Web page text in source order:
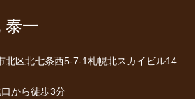
泰一
北区北七条西5-7-1札幌北スカイビル14
から徒歩3分